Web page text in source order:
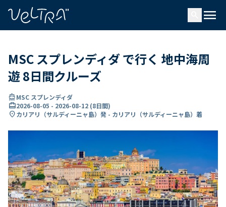
menu
MSC スプレンディダ で行く 地中海周
遊 8日間クルーズ
directions_boatMSC スプレンディダ
card_travel2026-08-05 - 2026-08-12 (8日間)
location_onカリアリ（サルディーニャ島）発 - カリアリ（サルディーニャ島）着